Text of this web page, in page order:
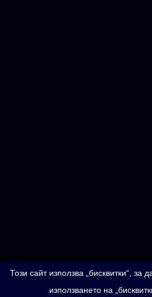
Този сайт използва „бисквитки“,
използването на